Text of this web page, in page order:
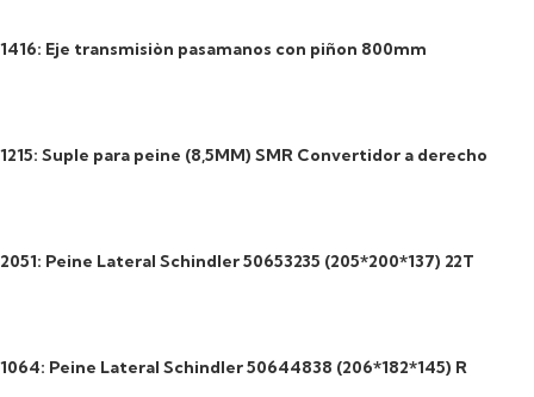
1416: Eje transmisiòn pasamanos con piñon 800mm
1215: Suple para peine (8,5MM) SMR Convertidor a derecho
2051: Peine Lateral Schindler 50653235 (205*200*137) 22T
1064: Peine Lateral Schindler 50644838 (206*182*145) R